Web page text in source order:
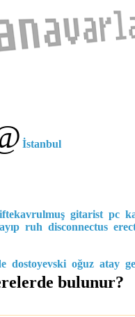
İstanbul
gitarist pc
ruh disconnectus
dostoyevski oğuz atay
bulunur?